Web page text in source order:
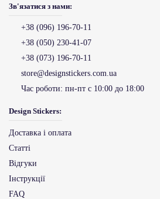
Зв'язатися з нами:
+38 (096) 196-70-11
+38 (050) 230-41-07
+38 (073) 196-70-11
store@designstickers.com.ua
Час роботи: пн-пт с 10:00 до 18:00
Design Stickers:
Доставка і оплата
Статті
Відгуки
Інструкції
FAQ